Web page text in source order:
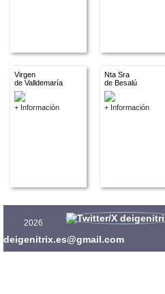
Virgen
de Valldemaría
+ Información
Nta Sra
de Besalú
+ Información
2026
deigenitrix.es@gmail.com